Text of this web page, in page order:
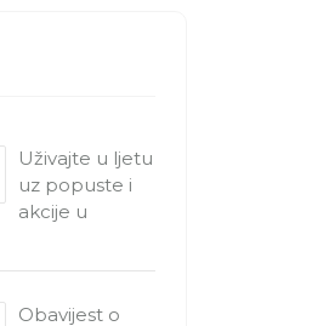
Uživajte u ljetu
uz popuste i
akcije u
Obavijest o